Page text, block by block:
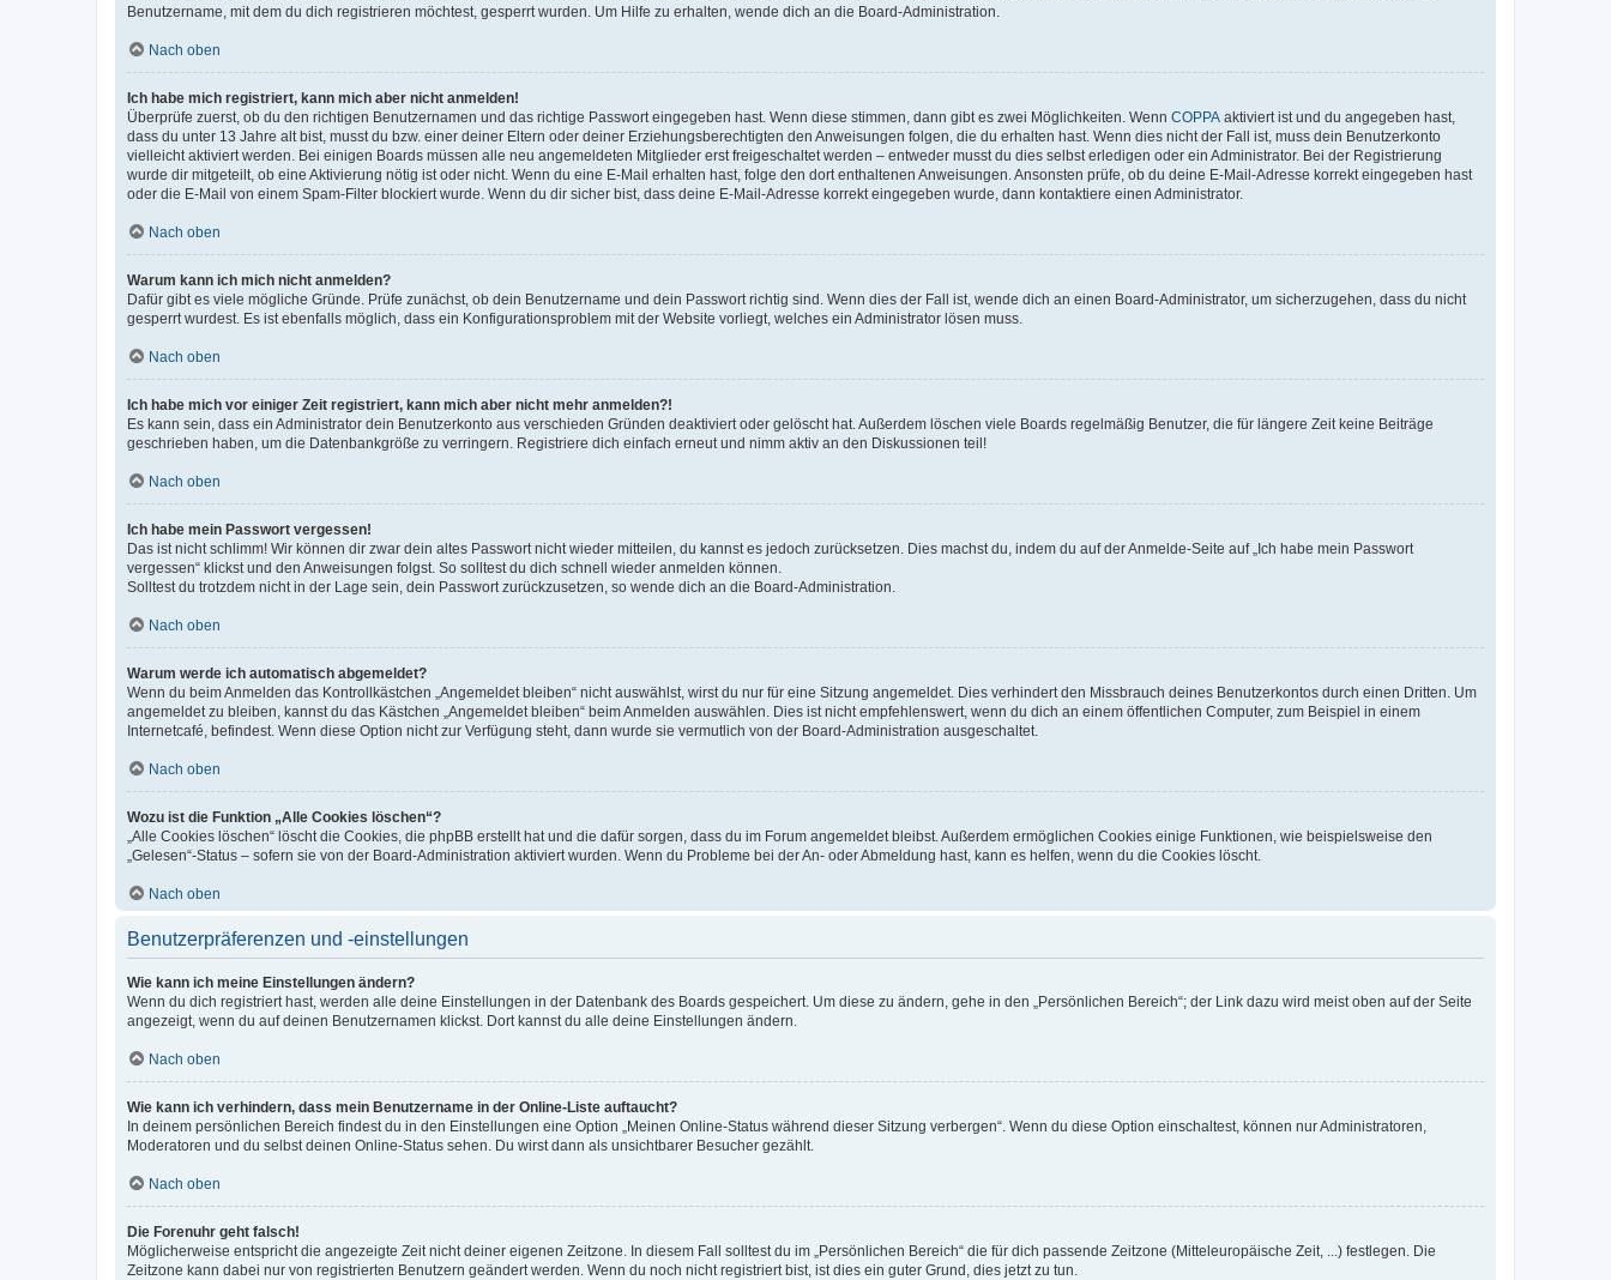
Benutzername, mit dem du dich registrieren möchtest, gesperrt wurden. Um Hilfe zu erhalten, wende dich an die Board-Administration.
Nach oben
Ich habe mich registriert, kann mich aber nicht anmelden!
Überprüfe zuerst, ob du den richtigen Benutzernamen und das richtige Passwort eingegeben hast. Wenn diese stimmen, dann gibt es zwei Möglichkeiten. Wenn COPPA aktiviert ist und du angegeben hast,
dass du unter 13 Jahre alt bist, musst du bzw. einer deiner Eltern oder deiner Erziehungsberechtigten den Anweisungen folgen, die du erhalten hast. Wenn dies nicht der Fall ist, muss dein Benutzerkonto
vielleicht aktiviert werden. Bei einigen Boards müssen alle neu angemeldeten Mitglieder erst freigeschaltet werden – entweder musst du dies selbst erledigen oder ein Administrator. Bei der Registrierung
wurde dir mitgeteilt, ob eine Aktivierung nötig ist oder nicht. Wenn du eine E-Mail erhalten hast, folge den dort enthaltenen Anweisungen. Ansonsten prüfe, ob du deine E-Mail-Adresse korrekt eingegeben hast
oder die E-Mail von einem Spam-Filter blockiert wurde. Wenn du dir sicher bist, dass deine E-Mail-Adresse korrekt eingegeben wurde, dann kontaktiere einen Administrator.
Nach oben
Warum kann ich mich nicht anmelden?
Dafür gibt es viele mögliche Gründe. Prüfe zunächst, ob dein Benutzername und dein Passwort richtig sind. Wenn dies der Fall ist, wende dich an einen Board-Administrator, um sicherzugehen, dass du nicht
gesperrt wurdest. Es ist ebenfalls möglich, dass ein Konfigurationsproblem mit der Website vorliegt, welches ein Administrator lösen muss.
Nach oben
Ich habe mich vor einiger Zeit registriert, kann mich aber nicht mehr anmelden?!
Es kann sein, dass ein Administrator dein Benutzerkonto aus verschieden Gründen deaktiviert oder gelöscht hat. Außerdem löschen viele Boards regelmäßig Benutzer, die für längere Zeit keine Beiträge
geschrieben haben, um die Datenbankgröße zu verringern. Registriere dich einfach erneut und nimm aktiv an den Diskussionen teil!
Nach oben
Ich habe mein Passwort vergessen!
Das ist nicht schlimm! Wir können dir zwar dein altes Passwort nicht wieder mitteilen, du kannst es jedoch zurücksetzen. Dies machst du, indem du auf der Anmelde-Seite auf „Ich habe mein Passwort
vergessen“ klickst und den Anweisungen folgst. So solltest du dich schnell wieder anmelden können.
Solltest du trotzdem nicht in der Lage sein, dein Passwort zurückzusetzen, so wende dich an die Board-Administration.
Nach oben
Warum werde ich automatisch abgemeldet?
Wenn du beim Anmelden das Kontrollkästchen „Angemeldet bleiben“ nicht auswählst, wirst du nur für eine Sitzung angemeldet. Dies verhindert den Missbrauch deines Benutzerkontos durch einen Dritten. Um
angemeldet zu bleiben, kannst du das Kästchen „Angemeldet bleiben“ beim Anmelden auswählen. Dies ist nicht empfehlenswert, wenn du dich an einem öffentlichen Computer, zum Beispiel in einem
Internetcafé, befindest. Wenn diese Option nicht zur Verfügung steht, dann wurde sie vermutlich von der Board-Administration ausgeschaltet.
Nach oben
Wozu ist die Funktion „Alle Cookies löschen“?
„Alle Cookies löschen“ löscht die Cookies, die phpBB erstellt hat und die dafür sorgen, dass du im Forum angemeldet bleibst. Außerdem ermöglichen Cookies einige Funktionen, wie beispielsweise den
„Gelesen“-Status – sofern sie von der Board-Administration aktiviert wurden. Wenn du Probleme bei der An- oder Abmeldung hast, kann es helfen, wenn du die Cookies löscht.
Nach oben
Benutzerpräferenzen und -einstellungen
Wie kann ich meine Einstellungen ändern?
Wenn du dich registriert hast, werden alle deine Einstellungen in der Datenbank des Boards gespeichert. Um diese zu ändern, gehe in den „Persönlichen Bereich“; der Link dazu wird meist oben auf der Seite
angezeigt, wenn du auf deinen Benutzernamen klickst. Dort kannst du alle deine Einstellungen ändern.
Nach oben
Wie kann ich verhindern, dass mein Benutzername in der Online-Liste auftaucht?
In deinem persönlichen Bereich findest du in den Einstellungen eine Option „Meinen Online-Status während dieser Sitzung verbergen“. Wenn du diese Option einschaltest, können nur Administratoren,
Moderatoren und du selbst deinen Online-Status sehen. Du wirst dann als unsichtbarer Besucher gezählt.
Nach oben
Die Forenuhr geht falsch!
Möglicherweise entspricht die angezeigte Zeit nicht deiner eigenen Zeitzone. In diesem Fall solltest du im „Persönlichen Bereich“ die für dich passende Zeitzone (Mitteleuropäische Zeit, ...) festlegen. Die
Zeitzone kann dabei nur von registrierten Benutzern geändert werden. Wenn du noch nicht registriert bist, ist dies ein guter Grund, dies jetzt zu tun.